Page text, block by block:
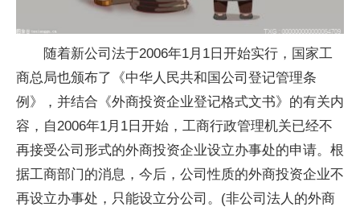
随着新公司法于2006年1月1日开始实行，国家工
商总局也颁布了《中华人民共和国公司登记管理条
例》，并结合《外商投资企业登记格式文书》的有关内
容，自2006年1月1日开始，工商行政管理机关已经不
再接受公司形式的外商投资企业设立办事处的申请。根
据工商部门的消息，今后，公司性质的外商投资企业不
再设立办事处，只能设立分公司。(非公司法人的外商